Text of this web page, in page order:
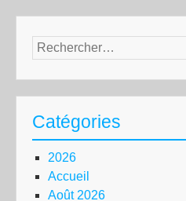
Rechercher :
Catégories
2026
Accueil
Août 2026